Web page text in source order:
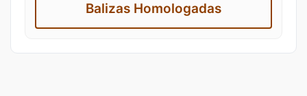
Balizas Homologadas